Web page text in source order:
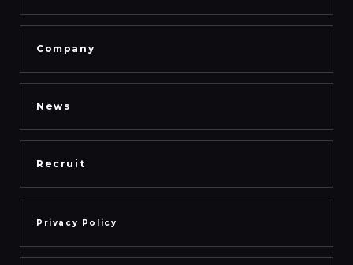
Company
News
Recruit
Privacy Policy